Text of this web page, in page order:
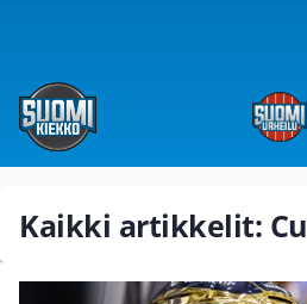
Kaikki artikkelit: